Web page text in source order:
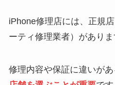
iPhone修理店には、正規
ーティ修理業者）がありま
修理内容や保証に違いがあ